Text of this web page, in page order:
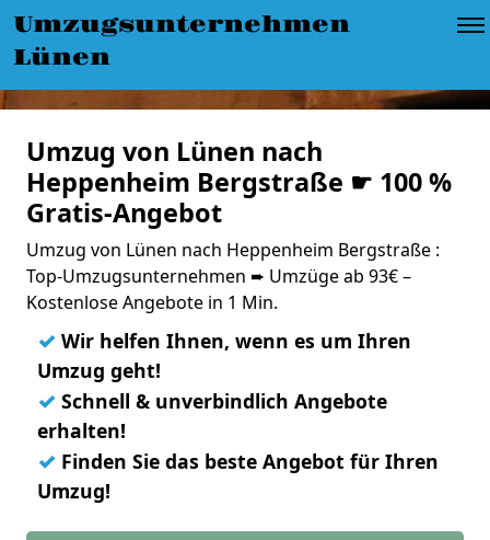
Umzugsunternehmen
Lünen
Umzug von Lünen nach
Heppenheim Bergstraße ☛ 100 %
Gratis-Angebot
Umzug von Lünen nach Heppenheim Bergstraße :
Top-Umzugsunternehmen ➨ Umzüge ab 93€ –
Kostenlose Angebote in 1 Min.
✓ Wir helfen Ihnen, wenn es um Ihren
Umzug geht!
✓ Schnell & unverbindlich Angebote
erhalten!
✓ Finden Sie das beste Angebot für Ihren
Umzug!